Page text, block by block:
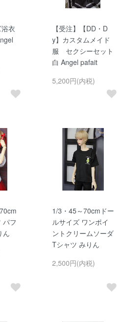
衣
【受注】【DD・D
y】カスタムメイド
服 セクシーセット
白 Angel pafait
5,200円(内税)
パフ
ん
1/3・45～70cmドー
ルサイズ ワンポイ
ントクリームソーダ
Tシャツ みりん
2,500円(内税)